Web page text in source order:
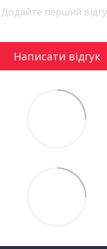
Додайте перший
Написати відгук